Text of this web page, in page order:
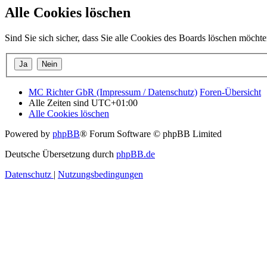
Alle Cookies löschen
Sind Sie sich sicher, dass Sie alle Cookies des Boards löschen
MC Richter GbR (Impressum / Datenschutz) Foren-Übersicht
Alle Zeiten sind UTC+01:00
Alle Cookies löschen
Powered by phpBB® Forum Software © phpBB Limited
Deutsche Übersetzung durch phpBB.de
Datenschutz | Nutzungsbedingungen